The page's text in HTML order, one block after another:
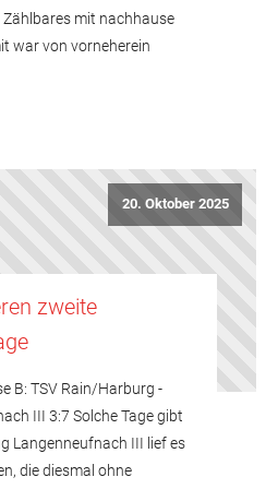
mit nachhause
war von vorneherein
trotz einer weiteren
- neben dem
20. Oktober 2025
zweite
B: TSV Rain/Harburg -
III 3:7 Solche Tage gibt
Langenneufnach III lief es
die diesmal ohne